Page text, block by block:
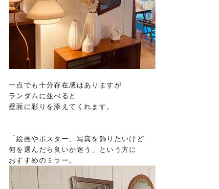
一点でも十分存在感はありますが
ランダムに並べると
壁面に彩りを添えてくれます。
「絵画やポスター、写真を飾りたいけど
何を選んだら良いか迷う」という方に
おすすめのミラー。